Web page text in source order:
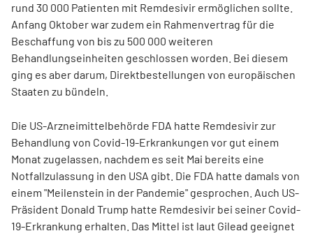
rund 30 000 Patienten mit Remdesivir ermöglichen sollte.
Anfang Oktober war zudem ein Rahmenvertrag für die
Beschaffung von bis zu 500 000 weiteren
Behandlungseinheiten geschlossen worden. Bei diesem
ging es aber darum, Direktbestellungen von europäischen
Staaten zu bündeln.
Die US-Arzneimittelbehörde FDA hatte Remdesivir zur
Behandlung von Covid-19-Erkrankungen vor gut einem
Monat zugelassen, nachdem es seit Mai bereits eine
Notfallzulassung in den USA gibt. Die FDA hatte damals von
einem "Meilenstein in der Pandemie" gesprochen. Auch US-
Präsident Donald Trump hatte Remdesivir bei seiner Covid-
19-Erkrankung erhalten. Das Mittel ist laut Gilead geeignet